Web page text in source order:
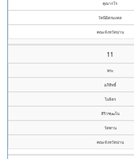
คุณากโร
วัดนิมิตรมงคล
คณะจังหวัดน่าน
11
พระ
อภิสิทธิ์
โนจิตร
สิริวฑฺฒโน
วัดพาน
คณะจังหวัดน่าน